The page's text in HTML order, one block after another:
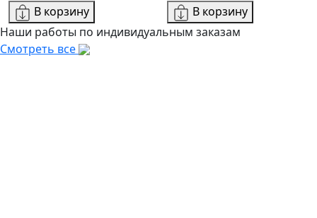
В корзину
В корзину
Наши работы по индивидуальным заказам
Смотреть все